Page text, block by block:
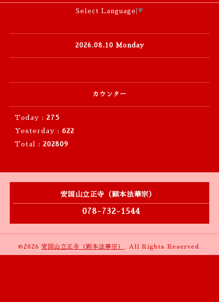
Select Language ▼
2026.08.10 Monday
カウンター
Today : 275
Yesterday : 622
Total : 202809
安国山立正寺（顕本法華宗）
078-732-1544
©2026 安国山立正寺（顕本法華宗） . All Rights Reserved.